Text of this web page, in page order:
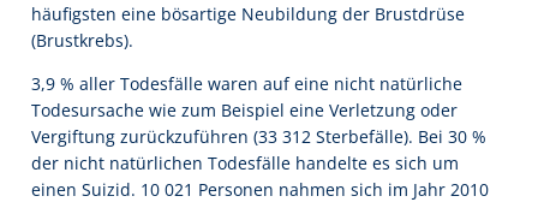
häufigsten eine bösartige Neubildung der Brustdrüse
(Brustkrebs).
3,9 % aller Todesfälle waren auf eine nicht natürliche
Todesursache wie zum Beispiel eine Verletzung oder
Vergiftung zurückzuführen (33 312 Sterbefälle). Bei 30 %
der nicht natürlichen Todesfälle handelte es sich um
einen Suizid. 10 021 Personen nahmen sich im Jahr 2010